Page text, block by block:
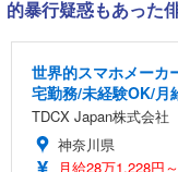
的暴行疑惑もあった
世界的スマホメーカ
宅勤務/未経験OK/月
TDCX Japan株式会社
神奈川県
月給28万1,228円～